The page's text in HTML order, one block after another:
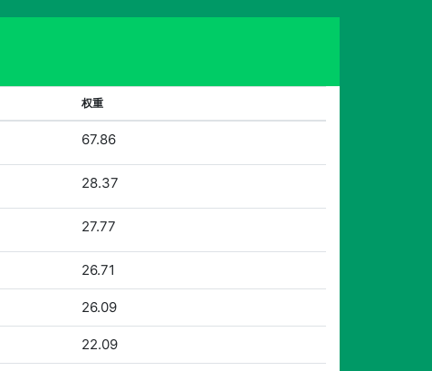
权重
67.86
28.37
27.77
26.71
26.09
22.09